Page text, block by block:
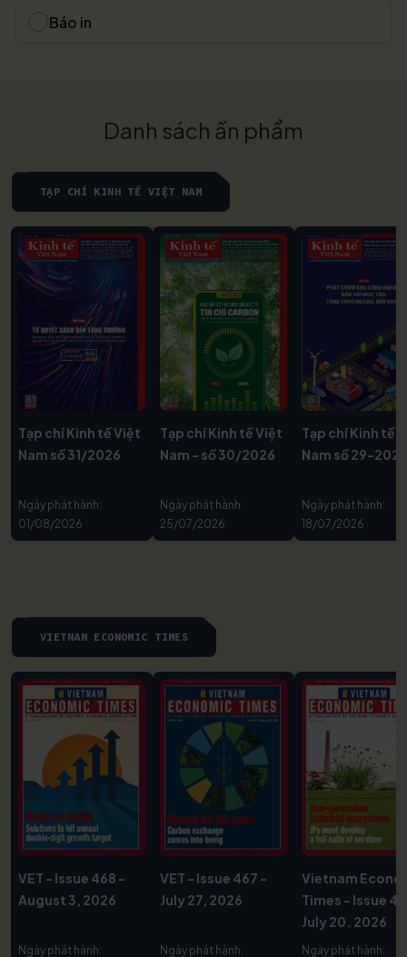
Báo in
Danh sách ấn phẩm
TẠP CHÍ KINH TẾ VIỆT NAM
Tạp chí Kinh tế Việt
Nam số 31/2026
Ngày phát hành:
01/08/2026
Tạp chí Kinh tế Việt
Nam - số 30/2026
Ngày phát hành:
25/07/2026
Tạp chí Kinh tế
Nam số 29-2026
Ngày phát hành:
18/07/2026
VIETNAM ECONOMIC TIMES
VET - Issue 468 -
August 3, 2026
Ngày phát hành:
VET - Issue 467 -
July 27, 2026
Ngày phát hành:
Vietnam
Times - Issue
July 20. 2026
Ngày phát hành: